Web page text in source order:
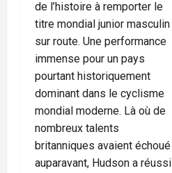
de l’histoire à remporter le
titre mondial junior masculin
sur route. Une performance
immense pour un pays
pourtant historiquement
dominant dans le cyclisme
mondial moderne. Là où de
nombreux talents
britanniques avaient échoué
auparavant, Hudson a réussi